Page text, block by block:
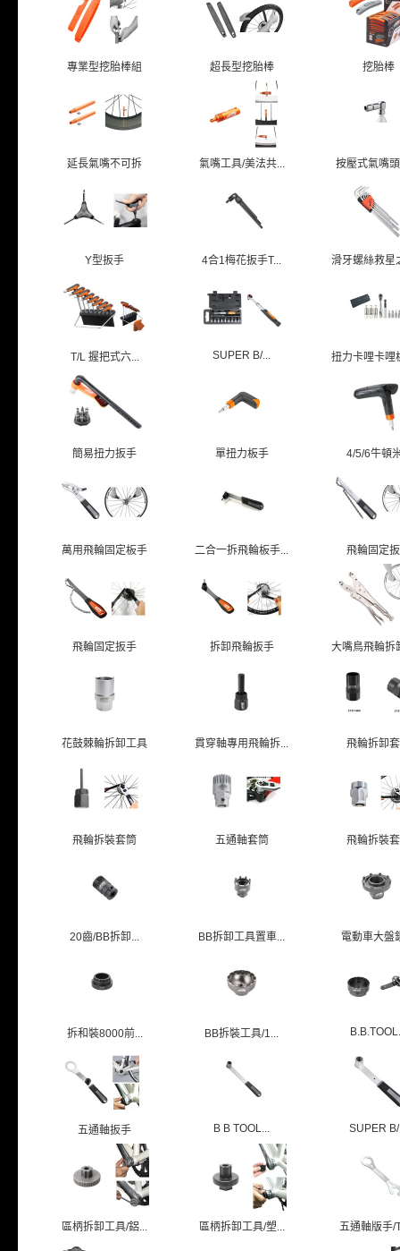
專業型挖胎棒組 超長型挖胎棒 挖胎棒
延長氣嘴不可拆 氣嘴工具/美法共... 按壓式氣嘴
Y型扳手 4合1梅花扳手T... 滑牙螺絲救星
T/L 握把式六... SUPER B/... 扭力卡哩卡哩
簡易扭力扳手 單扭力板手 4/5/6牛頓
萬用飛輪固定板手 二合一拆飛輪板手... 飛輪固定
飛輪固定扳手 拆卸飛輪扳手 大嘴鳥飛輪拆
花鼓棘輪拆卸工具 貫穿軸專用飛輪拆... 飛輪拆卸
飛輪拆裝套筒 五通軸套筒 飛輪拆裝
20齒/BB拆卸... BB拆卸工具置車... 電動車大盤
拆和裝8000前... BB拆裝工具/1...
五通軸扳手 B B TOOL... SUPER
區柄拆卸工具/鋁... 區柄拆卸工具/塑... 五通軸版手/